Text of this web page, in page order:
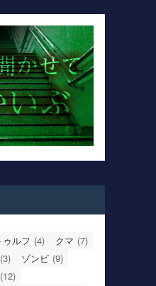
ゥルフ (4) クマ (7)
(3) ゾンビ (9)
(12)